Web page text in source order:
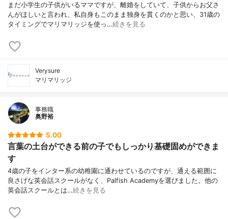
まだ小学生の子供がいるママですが、離婚をしていて、子供からお父さ
んがほしいと言われ、私自身もこのまま独身を貫くのかと思い、31歳の
タイミングでマリマリッジを使っ…続きを見る
Verysure
マリマリッジ
事務職
奥野裕
5.00
言葉の土台ができる前の子でもしっかり基礎固めができま
す
4歳の子をインター系の幼稚園に通わせているのですが、通える範囲に
良さげな英会話スクールがなく、Palfish Academyを選びました。他の
英会話スクールとは…続きを見る